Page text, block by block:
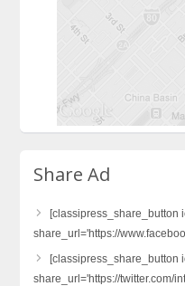
Share Ad
[classipress_share_button
share_url='https://
[classipress_share_button
share_url='https://twitter.com/